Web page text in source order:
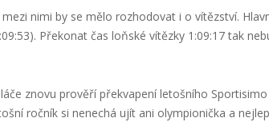
nimi by se mělo rozhodovat i o vítězství.
Překonat čas loňské vítězky 1:09:17 tak
znovu prověří překvapení letošního
ročník si nenechá ujít ani olympionička a